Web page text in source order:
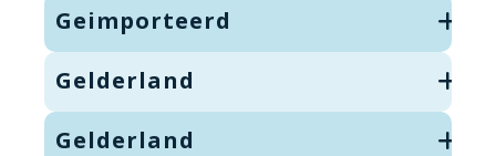
Geimporteerd
Gelderland
Gelderland